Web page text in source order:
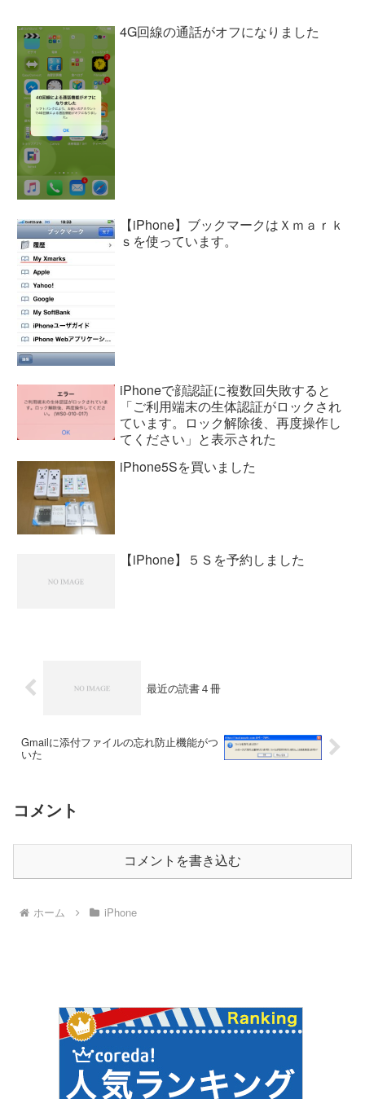
4G回線の通話がオフになりました
【iPhone】ブックマークはＸｍａｒｋ
ｓを使っています。
iPhoneで顔認証に複数回失敗すると
「ご利用端末の生体認証がロックされ
ています。ロック解除後、再度操作し
てください」と表示された
iPhone5Sを買いました
【iPhone】５Ｓを予約しました
最近の読書４冊
Gmailに添付ファイルの忘れ防止機能がつ
いた
コメント
コメントを書き込む
ホーム iPhone